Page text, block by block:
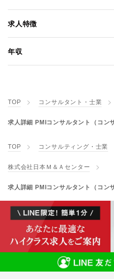
求人特徴
年収
TOP コンサルタント・士業
求人詳細 PMIコンサルタント（コン
TOP コンサルティング・士業
株式会社日本Ｍ＆Ａセンター
求人詳細 PMIコンサルタント（コン